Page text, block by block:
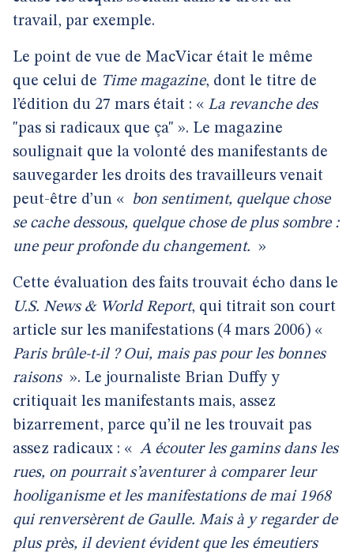
travail, par exemple.
Le point de vue de MacVicar était le même
que celui de Time magazine, dont le titre de
l’édition du 27 mars était : « La revanche des
"pas si radicaux que ça" ». Le magazine
soulignait que la volonté des manifestants de
sauvegarder les droits des travailleurs venait
peut-être d’un « bon sentiment, quelque chose
se cache dessous, quelque chose de plus sombre :
une peur profonde du changement. »
Cette évaluation des faits trouvait écho dans le
U.S. News & World Report, qui titrait son court
article sur les manifestations (4 mars 2006) «
Paris brûle-t-il ? Oui, mais pas pour les bonnes
raisons ». Le journaliste Brian Duffy y
critiquait les manifestants mais, assez
bizarrement, parce qu’il ne les trouvait pas
assez radicaux : « A écouter les gamins dans les
rues, on pourrait s’aventurer à comparer leur
hooliganisme et les manifestations de mai 1968
qui renversèrent de Gaulle. Mais à y regarder de
plus près, il devient évident que les émeutiers